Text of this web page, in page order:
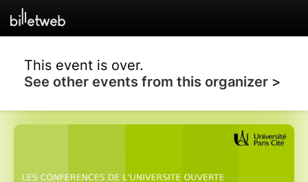
This event is over.
See other events from this organizer >